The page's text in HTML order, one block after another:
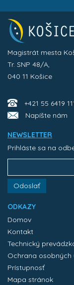
Magistrát mesta
Tr. SNP 48/A,
040 11 Košice
+421 55 6419
Napíšte nám
NEWSLETTER
Prihláste sa na
Odoslať
ODKAZY
Domov
Kontakt
Technický
Ochrana osobných
Prístupnosť
Mapa stránok